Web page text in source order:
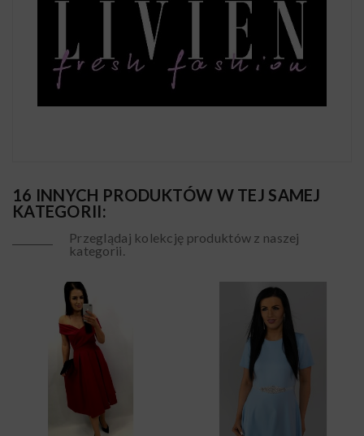
16 INNYCH PRODUKTÓW W TEJ SAMEJ
KATEGORII:
Przeglądaj kolekcję produktów z naszej
kategorii.